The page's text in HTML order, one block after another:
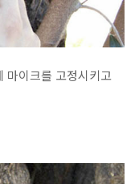
마이크를 고정시키고